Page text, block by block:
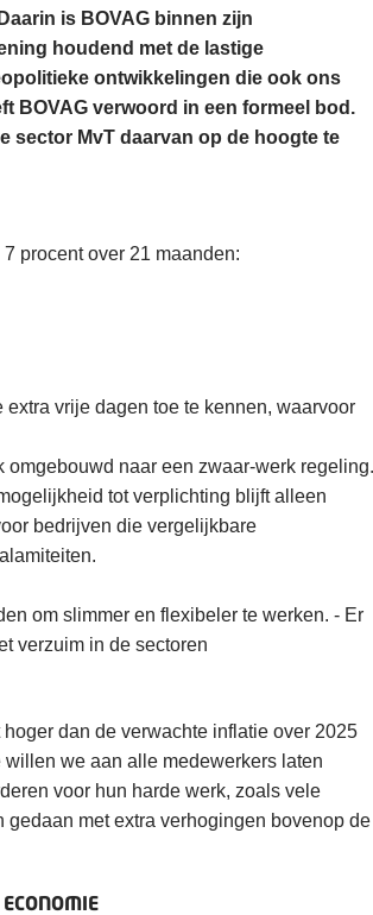
is BOVAG binnen zijn
houdend met de lastige
ontwikkelingen die ook ons
BOVAG verwoord in een formeel bod.
sector MvT daarvan op de hoogte te
procent over 21 maanden:
vrije dagen toe te kennen, waarvoor
naar een zwaar-werk regeling.
tot verplichting blijft alleen
bedrijven die vergelijkbare
om slimmer en flexibeler te werken. - Er
verzuim in de sectoren
dan de verwachte inflatie over 2025
we aan alle medewerkers laten
voor hun harde werk, zoals vele
met extra verhogingen bovenop de